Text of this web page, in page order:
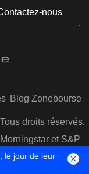
nous
Blog Zonebourse
droits réservés.
et S&P
le jour de leur